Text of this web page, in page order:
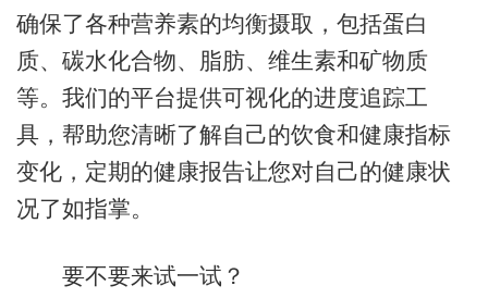
确保了各种营养素的均衡摄取，包括蛋白
质、碳水化合物、脂肪、维生素和矿物质
等。我们的平台提供可视化的进度追踪工
具，帮助您清晰了解自己的饮食和健康指标
变化，定期的健康报告让您对自己的健康状
况了如指掌。
要不要来试一试？